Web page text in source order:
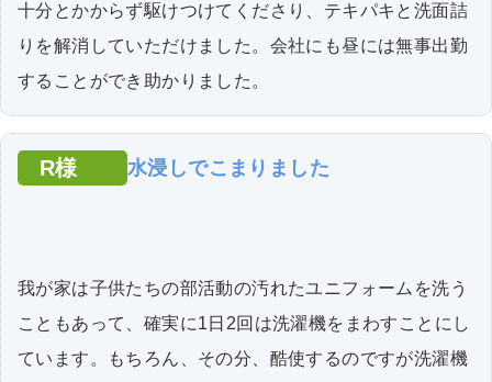
十分とかからず駆けつけてくださり、テキパキと洗面詰
りを解消していただけました。会社にも昼には無事出勤
することができ助かりました。
水浸しでこまりました
R様
我が家は子供たちの部活動の汚れたユニフォームを洗う
こともあって、確実に1日2回は洗濯機をまわすことにし
ています。もちろん、その分、酷使するのですが洗濯機